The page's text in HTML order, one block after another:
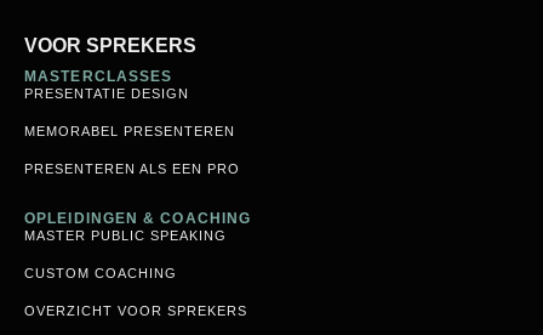
VOOR SPREKERS
MASTERCLASSES
PRESENTATIE DESIGN
MEMORABEL PRESENTEREN
PRESENTEREN ALS EEN PRO
OPLEIDINGEN & COACHING
MASTER PUBLIC SPEAKING
CUSTOM COACHING
OVERZICHT VOOR SPREKERS